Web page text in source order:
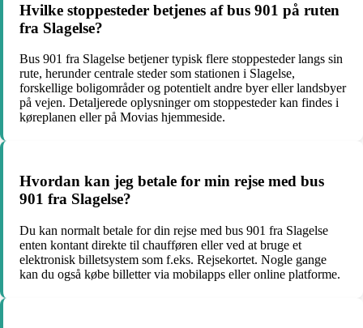
Hvilke stoppesteder betjenes af bus 901 på ruten
fra Slagelse?
Bus 901 fra Slagelse betjener typisk flere stoppesteder langs sin
rute, herunder centrale steder som stationen i Slagelse,
forskellige boligområder og potentielt andre byer eller landsbyer
på vejen. Detaljerede oplysninger om stoppesteder kan findes i
køreplanen eller på Movias hjemmeside.
Hvordan kan jeg betale for min rejse med bus
901 fra Slagelse?
Du kan normalt betale for din rejse med bus 901 fra Slagelse
enten kontant direkte til chaufføren eller ved at bruge et
elektronisk billetsystem som f.eks. Rejsekortet. Nogle gange
kan du også købe billetter via mobilapps eller online platforme.